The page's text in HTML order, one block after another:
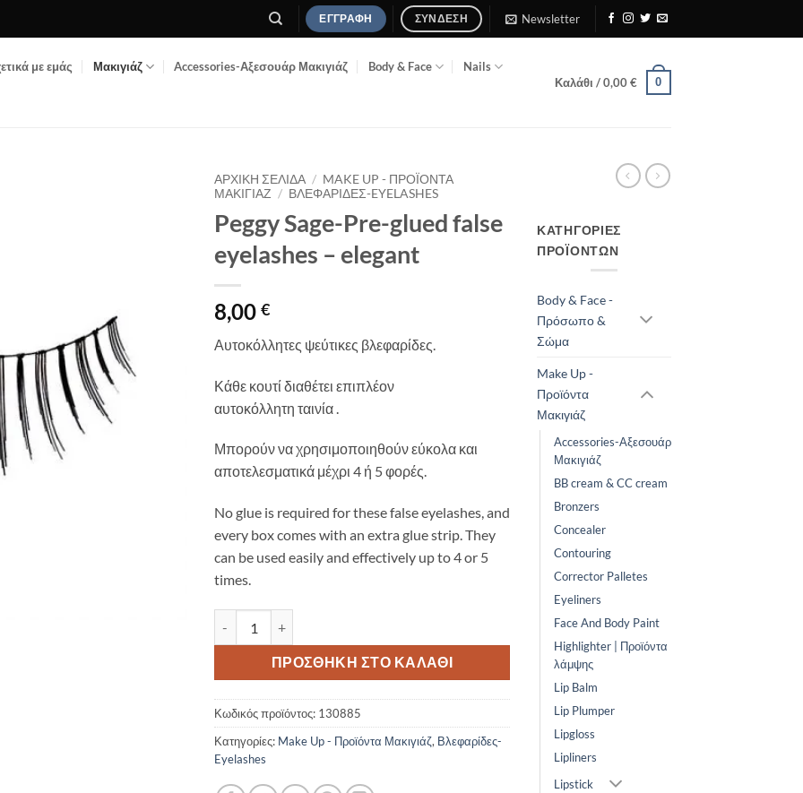
ΕΓΓΡΑΦΉ ΣΎΝΔΕΣΗ Newsletter
με εμάς Μακιγιάζ Accessories-Αξεσουάρ Μακιγιάζ Body & Face Nails
Καλάθι /0,00€ 0
ΑΡΧΙΚΉ ΣΕΛΊΔΑ / MAKE UP - ΠΡΟΪΌΝΤΑ
ΜΑΚΙΓΙΆΖ / ΒΛΕΦΑΡΊΔΕΣ-EYELASHES
Peggy Sage-Pre-glued false
eyelashes – elegant
8,00 €
Αυτοκόλλητες ψεύτικες βλεφαρίδες.
Κάθε κουτί διαθέτει επιπλέον
αυτοκόλλητη ταινία .
Μπορούν να χρησιμοποιηθούν εύκολα και
αποτελεσματικά μέχρι 4 ή 5 φορές.
No glue is required for these false eyelashes, and
every box comes with an extra glue strip. They
can be used easily and effectively up to 4 or 5
times.
ΠΡΟΣΘΉΚΗ ΣΤΟ ΚΑΛΆΘΙ
Κωδικός προϊόντος: 130885
Κατηγορίες: Make Up - Προϊόντα Μακιγιάζ, Βλεφαρίδες-
Eyelashes
ΚΑΤΗΓΟΡΊΕΣ
ΠΡΟΪΌΝΤΩΝ
Body & Face -
Πρόσωπο &
Σώμα
Make Up -
Προϊόντα
Μακιγιάζ
Accessories-Αξεσουάρ
Μακιγιάζ
BB cream & CC cream
Bronzers
Concealer
Contouring
Corrector Palletes
Eyeliners
Face And Body Paint
Highlighter | Προϊόντα
λάμψης
Lip Balm
Lip Plumper
Lipgloss
Lipliners
Lipstick